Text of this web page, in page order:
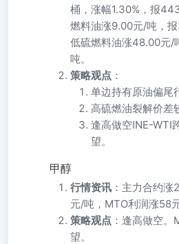
桶，涨幅1.30%，报
燃料油涨9.00元/吨，
低硫燃料油涨48.00元/
吨。
策略观点 ：
单边持有原油偏尾
高硫燃油裂解价差
逢高做空INE-WTI
望。
甲醇
行情资讯 ：主力合约
元/吨，MTO利润涨58元
策略观点 ：逢高做空
望。